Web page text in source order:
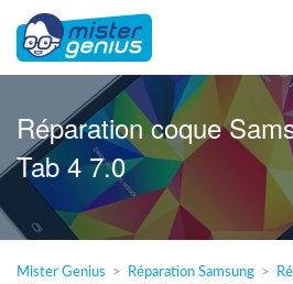
Réparations –
Magasins informatiques
Particulier
Réparation coque
Tab 4 7.0
Mister Genius Réparation Samsung